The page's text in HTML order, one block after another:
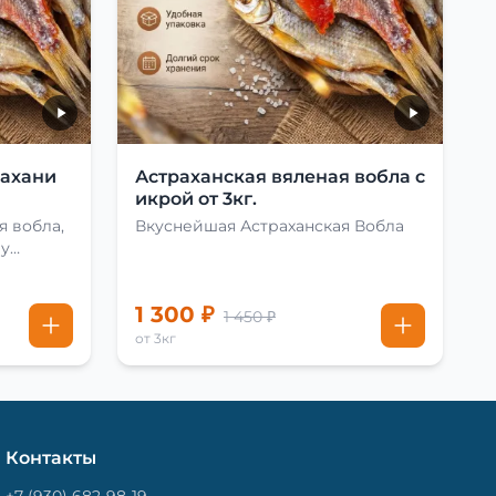
вобла,
Астраханская вяленая вобла с
икрой от 3кг.
Вкуснейшая Астраханская Вобла
1 300 ₽ 1 450 ₽
от 3кг
Контакты